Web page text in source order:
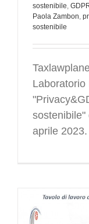
sostenibile,
Paola Zambon,
sostenibile
Laboratorio
sostenibile"
aprile